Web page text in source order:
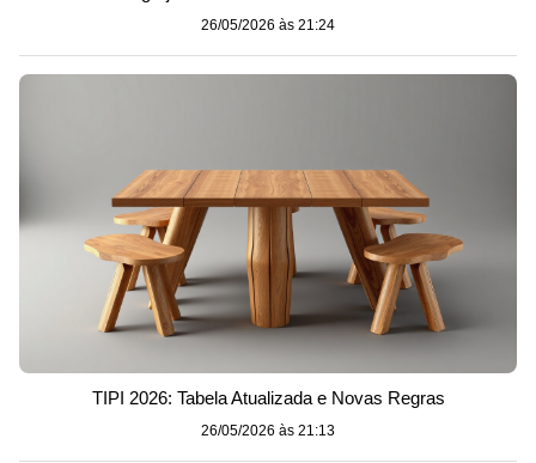
26/05/2026 às 21:24
TIPI 2026: Tabela Atualizada e Novas Regras
26/05/2026 às 21:13